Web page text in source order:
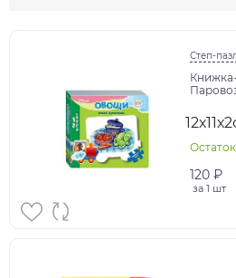
Степ-
120 ₽
за 1 шт